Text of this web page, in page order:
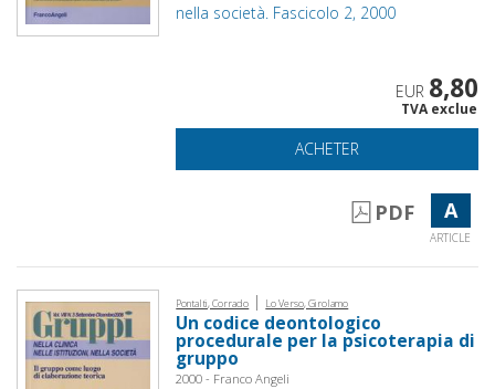
nella società. Fascicolo 2, 2000
EUR 8,80
TVA exclue
ACHETER
PDF A
ARTICLE
Pontalti, Corrado | Lo Verso, Girolamo
Un codice deontologico
procedurale per la psicoterapia di
gruppo
2000 - Franco Angeli